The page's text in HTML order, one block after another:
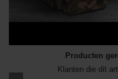
Producten
Klanten die dit